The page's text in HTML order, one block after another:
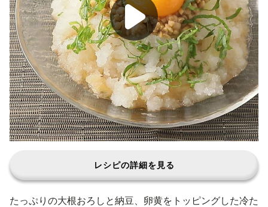
レシピの詳細を見る
たっぷりの大根おろしと納豆、卵黄をトッピングした冷た